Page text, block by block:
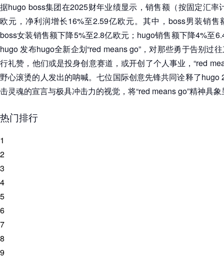
据hugo boss集团在2025财年业绩显示，销售额（按固定汇率
欧元，净利润增长16%至2.59亿欧元。其中，boss男装销售
boss女装销售额下降5%至2.8亿欧元；hugo销售额下降4%至
hugo 发布hugo全新企划“red means go”，对那些勇于告别过
行礼赞，他们或是投身创意赛道，或开创了个人事业，“red
野心滚烫的人发出的呐喊。七位国际创意先锋共同诠释了hugo
击灵魂的宣言与极具冲击力的视觉，将“red means go”精神具
热门排行
1
2
3
4
5
6
7
8
9